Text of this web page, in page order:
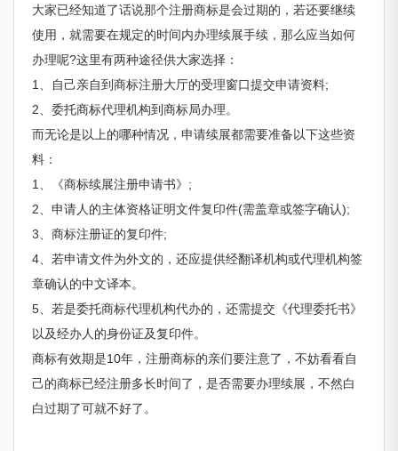
大家已经知道了话说那个注册商标是会过期的，若还要继续
使用，就需要在规定的时间内办理续展手续，那么应当如何
办理呢?这里有两种途径供大家选择：
1、自己亲自到商标注册大厅的受理窗口提交申请资料;
2、委托商标代理机构到商标局办理。
而无论是以上的哪种情况，申请续展都需要准备以下这些资
料：
1、《商标续展注册申请书》;
2、申请人的主体资格证明文件复印件(需盖章或签字确认);
3、商标注册证的复印件;
4、若申请文件为外文的，还应提供经翻译机构或代理机构签
章确认的中文译本。
5、若是委托商标代理机构代办的，还需提交《代理委托书》
以及经办人的身份证及复印件。
商标有效期是10年，注册商标的亲们要注意了，不妨看看自
己的商标已经注册多长时间了，是否需要办理续展，不然白
白过期了可就不好了。